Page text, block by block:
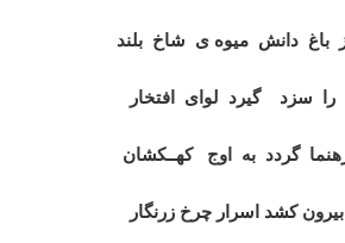
باغ دانش میوه ی شاخ بلند
را سزد گیرد لوای افتخار
گردد به اوج کهــکشان
بیرون کشد اسرار چرخ زرنگار